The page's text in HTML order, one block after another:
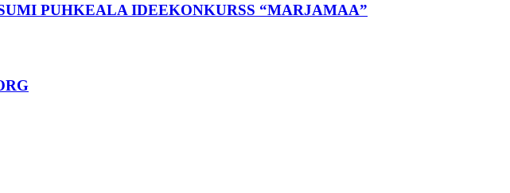
PUHKEALA IDEEKONKURSS “MARJAMAA”